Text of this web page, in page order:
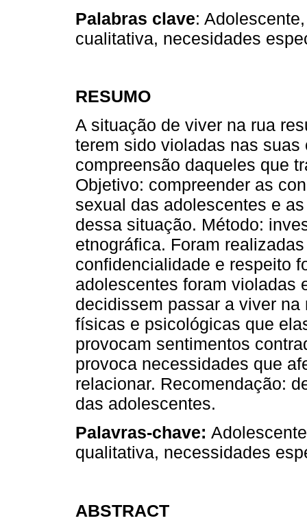
Palabras clave:
cualitativa, necesidades
RESUMO
A situação de viver na rua
terem sido violadas nas
compreensão daqueles que
Objetivo: compreender as
sexual das adolescentes e
dessa situação. Método:
etnográfica. Foram
confidencialidade e respeito
adolescentes foram violadas
decidissem passar a viver
físicas e psicológicas que
provocam sentimentos
provoca necessidades que
relacionar. Recomendação:
das adolescentes.
Palavras-chave:
qualitativa, necessidades
ABSTRACT